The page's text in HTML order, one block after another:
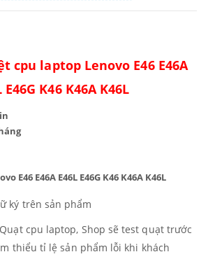
cpu laptop Lenovo E46 E46A
E46G K46 K46A K46L
E46 E46A E46L E46G K46 K46A K46L
ký trên sản phẩm
cpu laptop, Shop sẽ test quạt trước
thiểu tỉ lệ sản phẩm lỗi khi khách